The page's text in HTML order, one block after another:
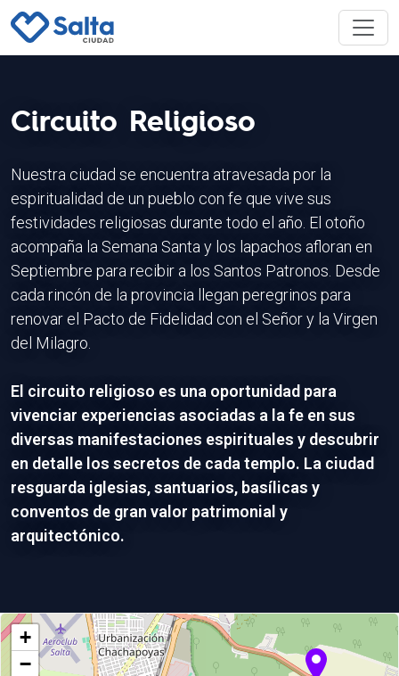
Circuito Religioso
Nuestra ciudad se encuentra atravesada por la
espiritualidad de un pueblo con fe que vive sus
festividades religiosas durante todo el año. El otoño
acompaña la Semana Santa y los lapachos afloran en
Septiembre para recibir a los Santos Patronos. Desde
cada rincón de la provincia llegan peregrinos para
renovar el Pacto de Fidelidad con el Señor y la Virgen
del Milagro.
El circuito religioso es una oportunidad para
vivenciar experiencias asociadas a la fe en sus
diversas manifestaciones espirituales y descubrir
en detalle los secretos de cada templo. La ciudad
resguarda iglesias, santuarios, basílicas y
conventos de gran valor patrimonial y
arquitectónico.
+
−